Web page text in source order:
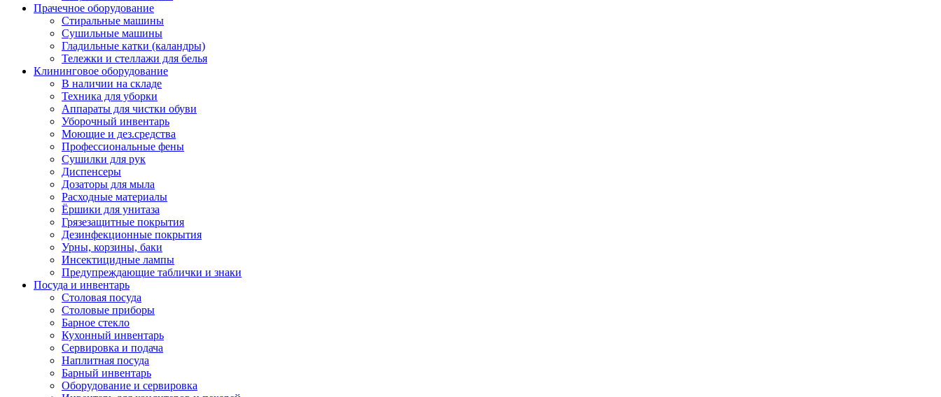
Прачечное оборудование
Стиральные машины
Сушильные машины
Гладильные катки (каландры)
Тележки и стеллажи для белья
Клининговое оборудование
В наличии на складе
Техника для уборки
Аппараты для чистки обуви
Уборочный инвентарь
Моющие и дез.средства
Профессиональные фены
Сушилки для рук
Диспенсеры
Дозаторы для мыла
Расходные материалы
Ёршики для унитаза
Грязезащитные покрытия
Дезинфекционные покрытия
Урны, корзины, баки
Инсектицидные лампы
Предупреждающие таблички и знаки
Посуда и инвентарь
Столовая посуда
Столовые приборы
Барное стекло
Кухонный инвентарь
Сервировка и подача
Наплитная посуда
Барный инвентарь
Оборудование и сервировка